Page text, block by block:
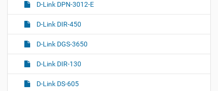
D-Link DPN-3012-E
D-Link DIR-450
D-Link DGS-3650
D-Link DIR-130
D-Link DS-605